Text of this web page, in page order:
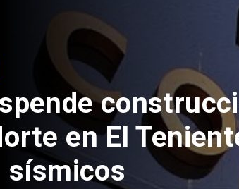
en Chile:
máximos